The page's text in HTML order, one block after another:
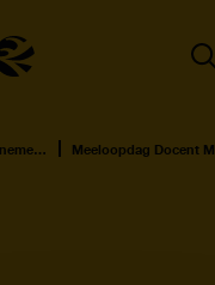
Evenementen overzicht